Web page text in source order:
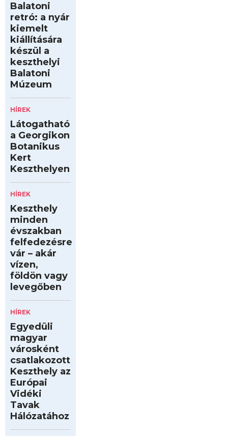
Balatoni
retró: a nyár
kiemelt
kiállítására
készül a
keszthelyi
Balatoni
Múzeum
HÍREK
Látogatható
a Georgikon
Botanikus
Kert
Keszthelyen
HÍREK
Keszthely
minden
évszakban
felfedezésre
vár – akár
vízen,
földön vagy
levegőben
HÍREK
Egyedüli
magyar
városként
csatlakozott
Keszthely az
Európai
Vidéki
Tavak
Hálózatához